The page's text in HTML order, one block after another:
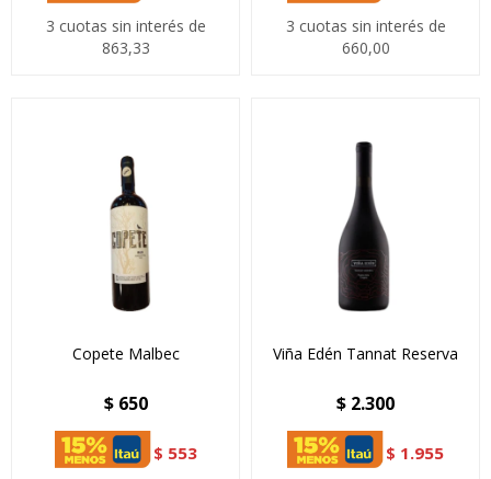
3 cuotas sin interés de
863,33
3 cuotas sin interés de
660,00
Copete Malbec
$ 650
$ 553
Viña Edén Tannat Reserva
$ 2.300
$ 1.955